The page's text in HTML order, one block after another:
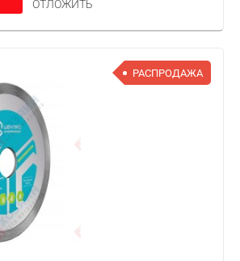
ОТЛОЖИТЬ
РАСПРОДАЖА